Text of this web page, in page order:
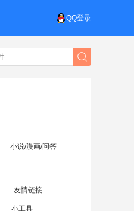
QQ登录
小说/漫画/问答
友情链接
小工具